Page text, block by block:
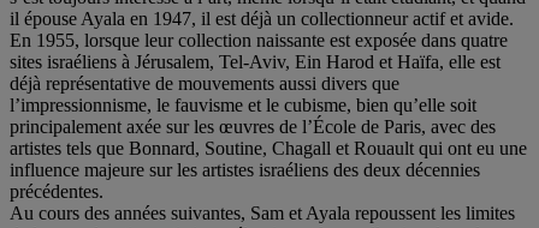
il épouse Ayala en 1947, il est déjà un collectionneur actif et avide.
En 1955, lorsque leur collection naissante est exposée dans quatre
sites israéliens à Jérusalem, Tel-Aviv, Ein Harod et Haïfa, elle est
déjà représentative de mouvements aussi divers que
l’impressionnisme, le fauvisme et le cubisme, bien qu’elle soit
principalement axée sur les œuvres de l’École de Paris, avec des
artistes tels que Bonnard, Soutine, Chagall et Rouault qui ont eu une
influence majeure sur les artistes israéliens des deux décennies
précédentes.
Au cours des années suivantes, Sam et Ayala repoussent les limites